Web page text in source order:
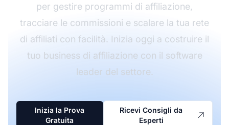
per gestire programmi di affiliazione,
tracciare le commissioni e scalare la tua rete
di affiliati con facilità. Inizia oggi a costruire il
tuo business di affiliazione con il software
leader del settore.
Inizia la Prova
Gratuita
Ricevi Consigli da
Esperti